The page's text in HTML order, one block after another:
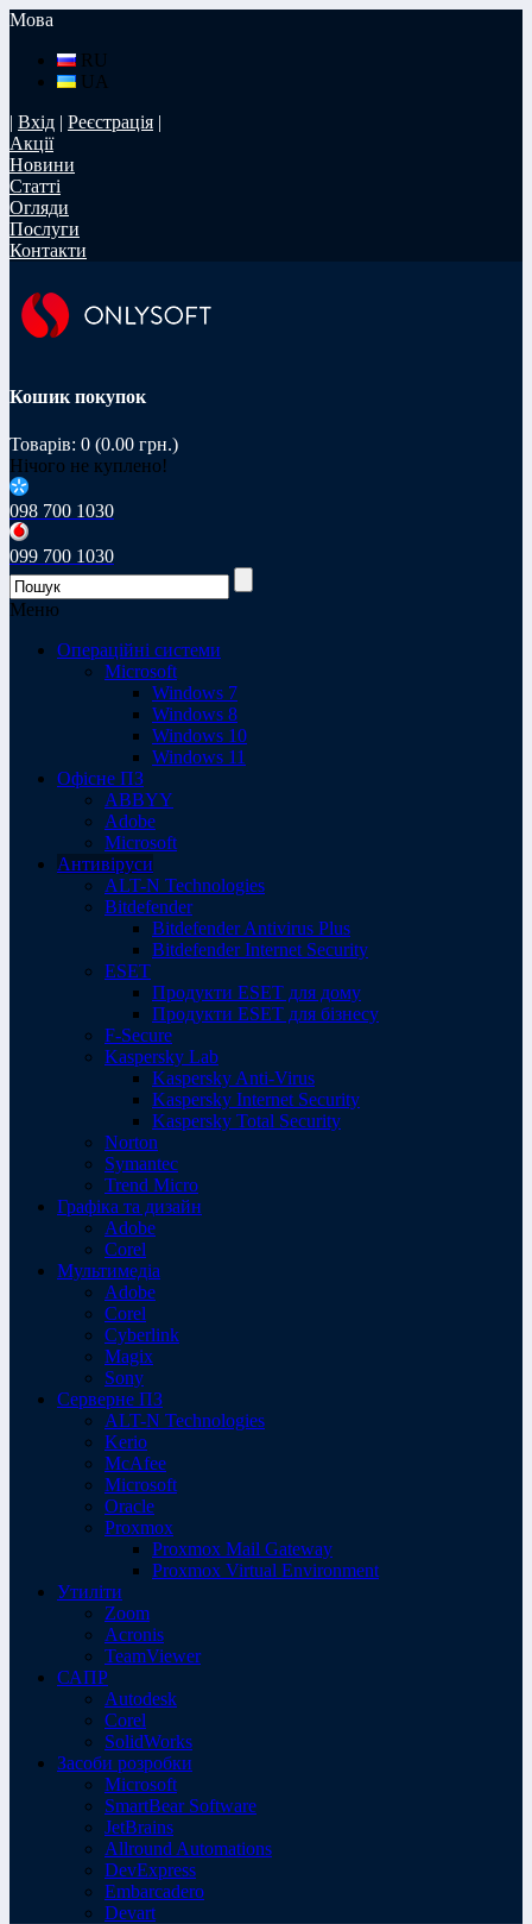
Мова
RU
UA
| Вхід | Реєстрація |
Акції
Новини
Статті
Огляди
Послуги
Контакти
Кошик покупок
Товарів: 0 (0.00 грн.)
Нічого не куплено!
098 700 1030
099 700 1030
Меню
Операційні системи
Microsoft
Windows 7
Windows 8
Windows 10
Windows 11
Офісне ПЗ
ABBYY
Adobe
Microsoft
Антивіруси
ALT-N Technologies
Bitdefender
Bitdefender Antivirus Plus
Bitdefender Internet Security
ESET
Продукти ESET для дому
Продукти ESET для бізнесу
F-Secure
Kaspersky Lab
Kaspersky Anti-Virus
Kaspersky Internet Security
Kaspersky Total Security
Norton
Symantec
Trend Micro
Графіка та дизайн
Adobe
Corel
Мультимедіа
Adobe
Corel
Cyberlink
Magix
Sony
Серверне ПЗ
ALT-N Technologies
Kerio
McAfee
Microsoft
Oracle
Proxmox
Proxmox Mail Gateway
Proxmox Virtual Environment
Утиліти
Zoom
Acronis
TeamViewer
САПР
Autodesk
Corel
SolidWorks
Засоби розробки
Microsoft
SmartBear Software
JetBrains
Allround Automations
DevExpress
Embarcadero
Devart